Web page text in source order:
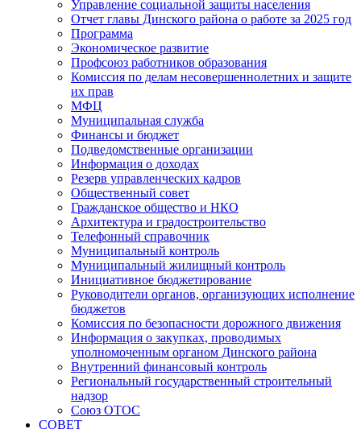
Управление социальной защиты населения
Отчет главы Динского района о работе за 2025 год
Программа
Экономическое развитие
Профсоюз работников образования
Комиссия по делам несовершеннолетних и защите
их прав
МФЦ
Муниципальная служба
Финансы и бюджет
Подведомственные организации
Информация о доходах
Резерв управленческих кадров
Общественный совет
Гражданское общество и НКО
Архитектура и градостроительство
Телефонный справочник
Муниципальный контроль
Муниципальный жилищный контроль
Инициативное бюджетирование
Руководители органов, организующих исполнение
бюджетов
Комиссия по безопасности дорожного движения
Информация о закупках, проводимых
уполномоченным органом Динского района
Внутренний финансовый контроль
Региональный государственный строительный
надзор
Союз ОТОС
СОВЕТ